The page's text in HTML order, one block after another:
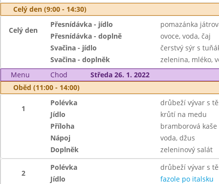
Celý den (9:00 - 14:30)
Celý den
Přesnídávka - jídlo
pomazánka
Přesnídávka - doplně
ovoce, voda, čaj
Svačina - jídlo
čerstvý sýr s
Svačina - doplněk
zelenina, mléko,
Menu
Chod
Středa 26. 1. 2022
Oběd (11:00 - 14:00)
1
Polévka
drůbeží vývar s
Jídlo
krůtí na medu
Příloha
bramborová kaše
Nápoj
voda, džus
Doplněk
zeleninový salát
2
Polévka
drůbeží vývar s
Jídlo
fazole po italsku